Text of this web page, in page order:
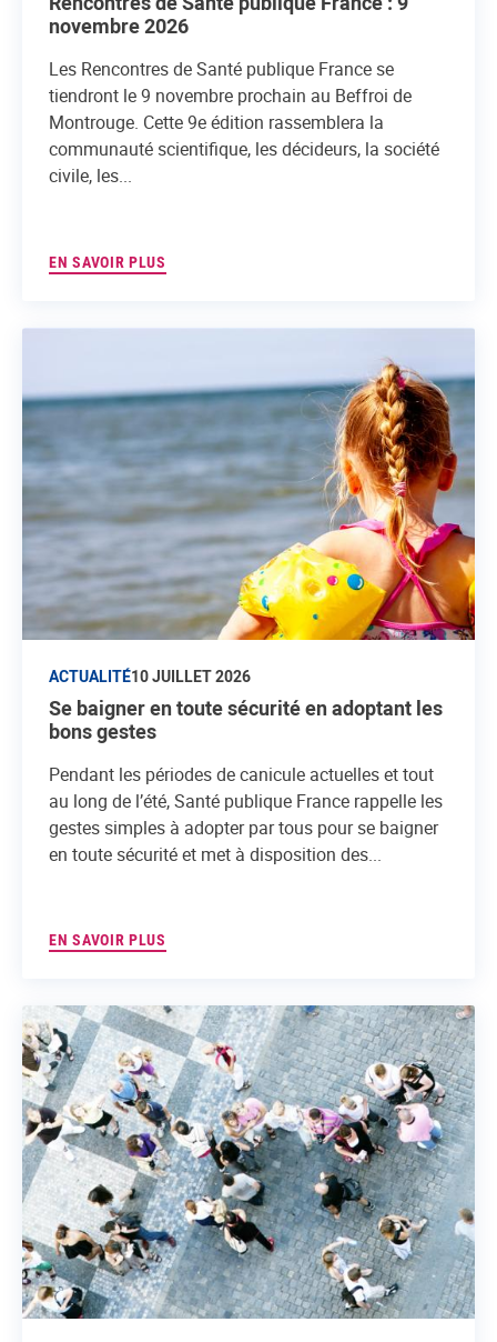
novembre 2026
Les Rencontres de Santé publique France se
tiendront le 9 novembre prochain au Beffroi de
Montrouge. Cette 9e édition rassemblera la
communauté scientifique, les décideurs, la société
civile, les...
EN SAVOIR PLUS
ACTUALITÉ10 JUILLET 2026
Se baigner en toute sécurité en adoptant les
bons gestes
Pendant les périodes de canicule actuelles et tout
au long de l’été, Santé publique France rappelle les
gestes simples à adopter par tous pour se baigner
en toute sécurité et met à disposition des...
EN SAVOIR PLUS